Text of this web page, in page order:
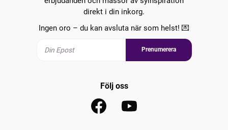
direkt i din inkorg.
Ingen oro – du kan avsluta när som helst! 💌
Prenumerera
Följ oss